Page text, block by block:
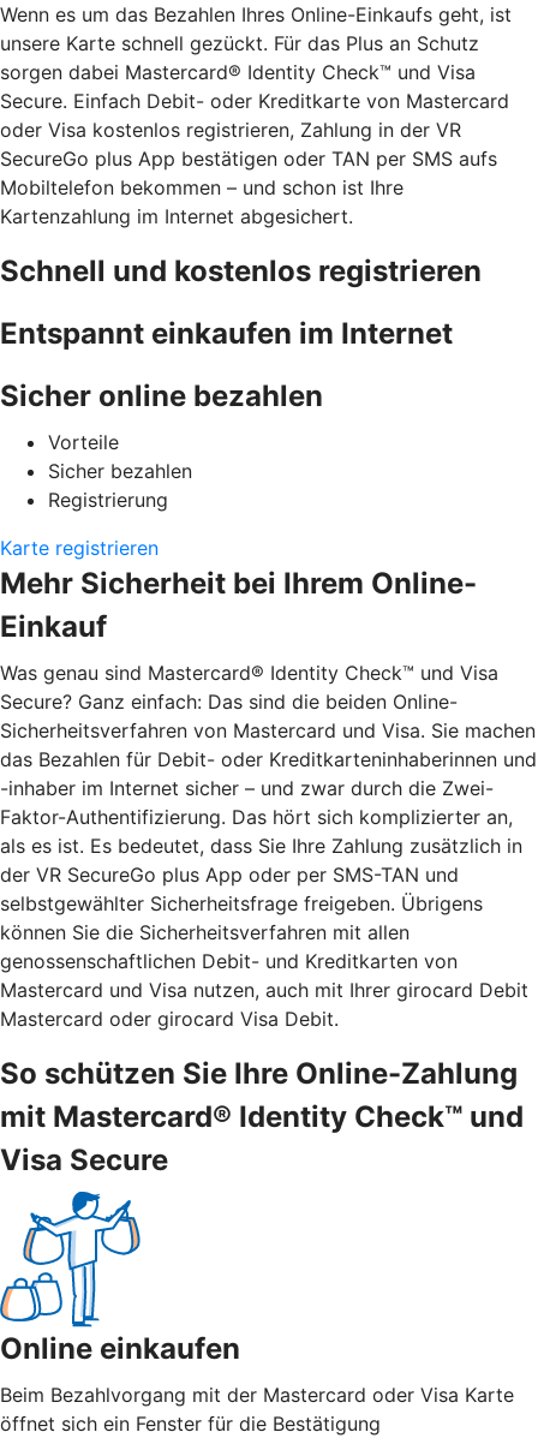
Wenn es um das Bezahlen Ihres Online-Einkaufs geht, ist
unsere Karte schnell gezückt. Für das Plus an Schutz
sorgen dabei Mastercard® Identity Check™ und Visa
Secure. Einfach Debit- oder Kreditkarte von Mastercard
oder Visa kostenlos registrieren, Zahlung in der VR
SecureGo plus App bestätigen oder TAN per SMS aufs
Mobiltelefon bekommen – und schon ist Ihre
Kartenzahlung im Internet abgesichert.
Schnell und kostenlos registrieren
Entspannt einkaufen im Internet
Sicher online bezahlen
Vorteile
Sicher bezahlen
Registrierung
Karte registrieren
Mehr Sicherheit bei Ihrem Online-
Einkauf
Was genau sind Mastercard® Identity Check™ und Visa
Secure? Ganz einfach: Das sind die beiden Online-
Sicherheitsverfahren von Mastercard und Visa. Sie machen
das Bezahlen für Debit- oder Kreditkarteninhaberinnen und
-inhaber im Internet sicher – und zwar durch die Zwei-
Faktor-Authentifizierung. Das hört sich komplizierter an,
als es ist. Es bedeutet, dass Sie Ihre Zahlung zusätzlich in
der VR SecureGo plus App oder per SMS-TAN und
selbstgewählter Sicherheitsfrage freigeben. Übrigens
können Sie die Sicherheitsverfahren mit allen
genossenschaftlichen Debit- und Kreditkarten von
Mastercard und Visa nutzen, auch mit Ihrer girocard Debit
Mastercard oder girocard Visa Debit.
So schützen Sie Ihre Online-Zahlung
mit Mastercard® Identity Check™ und
Visa Secure
Online einkaufen
Beim Bezahlvorgang mit der Mastercard oder Visa Karte
öffnet sich ein Fenster für die Bestätigung